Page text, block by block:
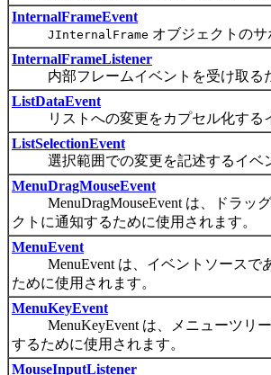
InternalFrameEvent
JInternalFrame オブジェクトの
InternalFrameListener
内部フレームイベントを受け取る
ListDataEvent
リストへの変更をカプセル化する
ListSelectionEvent
選択範囲での変更を記述するイベン
MenuDragMouseEvent
MenuDragMouseEvent は、ドラッグ
クトに通知するために使用されます。
MenuEvent
MenuEvent は、イベントソースであ
ために使用されます。
MenuKeyEvent
MenuKeyEvent は、メニューツリー
するために使用されます。
MouseInputListener